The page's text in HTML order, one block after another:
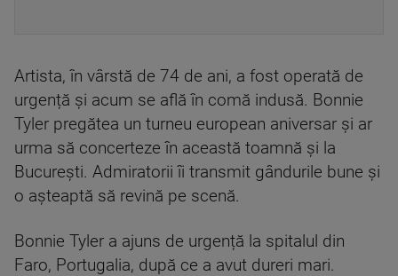
Artista, în vârstă de 74 de ani, a fost operată de
urgență și acum se află în comă indusă. Bonnie
Tyler pregătea un turneu european aniversar și ar
urma să concerteze în această toamnă și la
București. Admiratorii îi transmit gândurile bune și
o așteaptă să revină pe scenă.
Bonnie Tyler a ajuns de urgență la spitalul din
Faro, Portugalia, după ce a avut dureri mari.